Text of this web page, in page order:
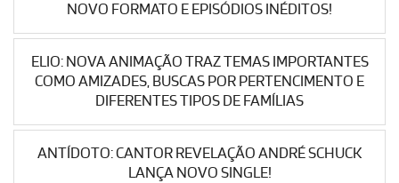
NOVO FORMATO E EPISÓDIOS INÉDITOS!
ELIO: NOVA ANIMAÇÃO TRAZ TEMAS IMPORTANTES
COMO AMIZADES, BUSCAS POR PERTENCIMENTO E
DIFERENTES TIPOS DE FAMÍLIAS
ANTÍDOTO: CANTOR REVELAÇÃO ANDRÉ SCHUCK
LANÇA NOVO SINGLE!